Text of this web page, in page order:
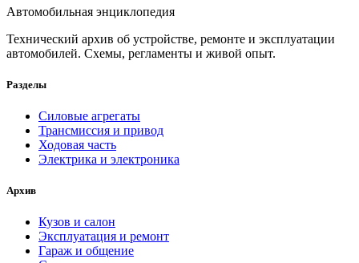
Автомобильная энциклопедия
Технический архив об устройстве, ремонте и эксплуатации
автомобилей. Схемы, регламенты и живой опыт.
Разделы
Силовые агрегаты
Трансмиссия и привод
Ходовая часть
Электрика и электроника
Архив
Кузов и салон
Эксплуатация и ремонт
Гараж и общение